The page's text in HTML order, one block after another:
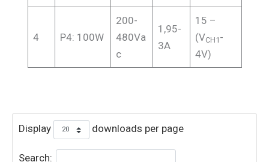
4 P4: 100W
200-
480Va
c
1,95-
3A
15 –
(VCH1 -
4V)
Display downloads per page
Search: